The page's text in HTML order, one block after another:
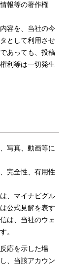
報等の著作権
容を、当社の今
として利用させ
あっても、投稿
利等は一切発生
写真、動画等に
完全性、有用性
、マイナビグル
公式見解を表す
は、当社のウェ
。
応を示した場
、当該アカウン